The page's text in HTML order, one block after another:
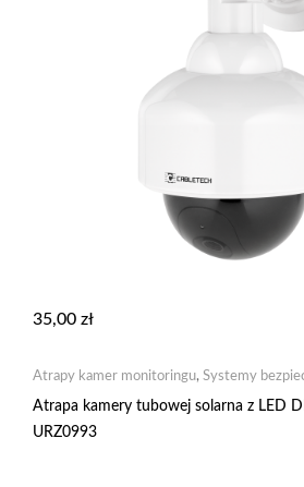
35,00 zł
Atrapy kamer monitoringu, Systemy
monitoringu
Atrapa kamery tubowej solarna z LED
URZ0993